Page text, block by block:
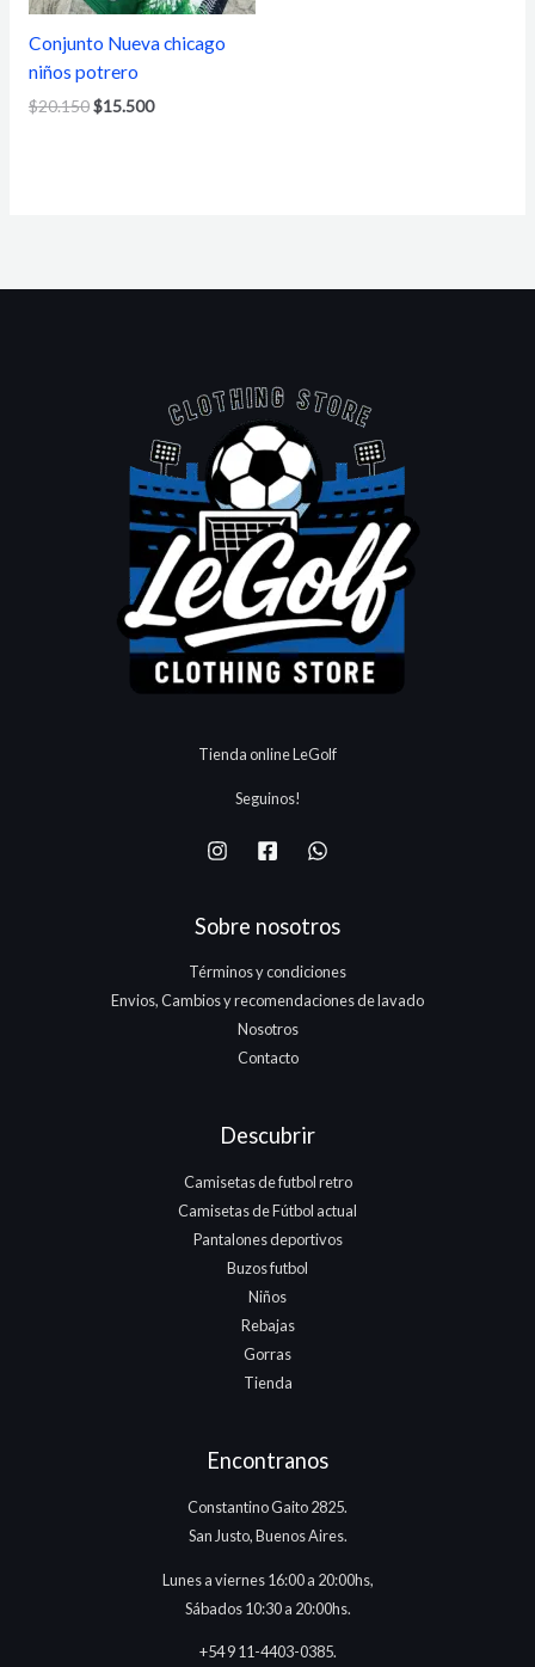
Conjunto Nueva chicago
niños potrero
$20.150$15.500
Tienda online LeGolf
Seguinos!
Sobre nosotros
Términos y condiciones
Envios, Cambios y recomendaciones de lavado
Nosotros
Contacto
Descubrir
Camisetas de futbol retro
Camisetas de Fútbol actual
Pantalones deportivos
Buzos futbol
Niños
Rebajas
Gorras
Tienda
Encontranos
Constantino Gaito 2825.
San Justo, Buenos Aires.
Lunes a viernes 16:00 a 20:00hs,
Sábados 10:30 a 20:00hs.
+54 9 11-4403-0385.